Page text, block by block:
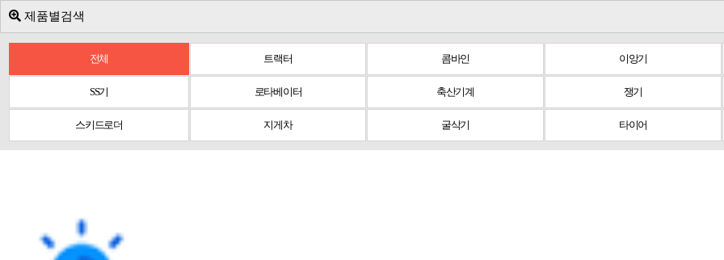
제품별검색
전체 트랙터 콤바인 이앙기
SS기 로타베이터 축산기계 쟁기
스키드로더 지게차 굴삭기 타이어